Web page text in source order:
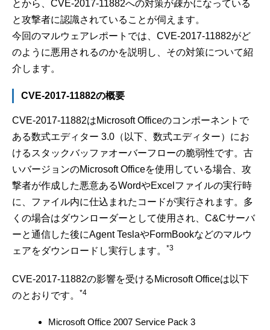
とから、CVE-2017-11882への対策が疎かになっている
と攻撃者に認識されていることが伺えます。
今回のマルウェアレポートでは、CVE-2017-11882がど
のように悪用されるのかを説明し、その対策について紹
介します。
CVE-2017-11882の概要
CVE-2017-11882はMicrosoft Officeのコンポーネントで
ある数式エディター 3.0（以下、数式エディター）にお
けるスタックバッファオーバーフローの脆弱性です。古
いバージョンのMicrosoft Officeを使用している場合、攻
撃者が作成した悪意あるWordやExcelファイルの実行時
に、ファイル内に仕込まれたコードが実行されます。多
くの場合はダウンローダーとして使用され、C&Cサーバ
ーと通信した後にAgent TeslaやFormBookなどのマルウ
ェアをダウンロードし実行します。
*3
CVE-2017-11882の影響を受けるMicrosoft Officeは以下
のとおりです。
*4
Microsoft Office 2007 Service Pack 3